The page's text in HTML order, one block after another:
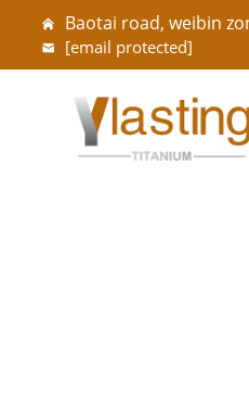
Baotai road, weibin
[email protected]